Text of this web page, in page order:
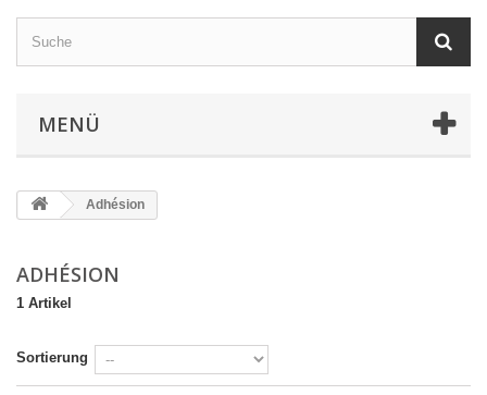
MENÜ
Adhésion
ADHÉSION
1 Artikel
Sortierung